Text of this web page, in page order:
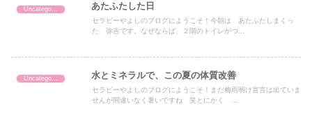
Uncategorized あたふたした日
セラピーやよしのブログにようこそ！今朝は あたふたしまくっ
た 弥吉です。なぜならば、２階のトイレがつ...
Uncategorized 水とミネラルで、この夏の体質改善
セラピーやよしのブログにようこそ！まだ梅雨明け宣言は出ていま
せんが間違いなく暑いですね 笑とにかく ...